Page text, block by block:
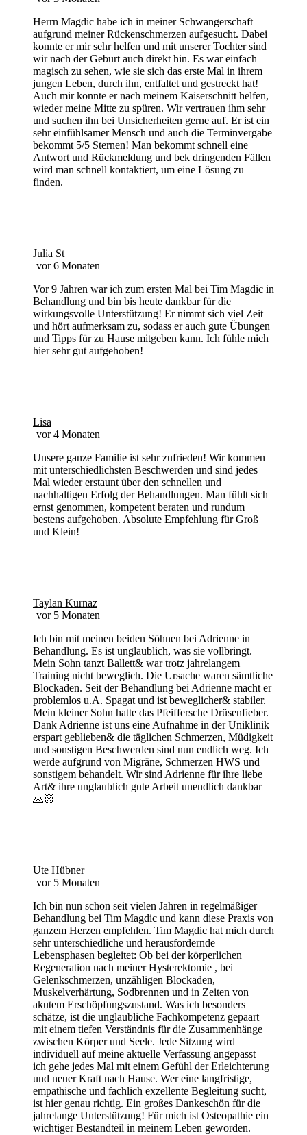
Herrn Magdic habe ich in meiner Schwangerschaft
aufgrund meiner Rückenschmerzen aufgesucht. Dabei
konnte er mir sehr helfen und mit unserer Tochter sind
wir nach der Geburt auch direkt hin. Es war einfach
magisch zu sehen, wie sie sich das erste Mal in ihrem
jungen Leben, durch ihn, entfaltet und gestreckt hat!
Auch mir konnte er nach meinem Kaiserschnitt helfen,
wieder meine Mitte zu spüren. Wir vertrauen ihm sehr
und suchen ihn bei Unsicherheiten gerne auf. Er ist ein
sehr einfühlsamer Mensch und auch die Terminvergabe
bekommt 5/5 Sternen! Man bekommt schnell eine
Antwort und Rückmeldung und bek dringenden Fällen
wird man schnell kontaktiert, um eine Lösung zu
finden.
Julia St
vor 6 Monaten
Vor 9 Jahren war ich zum ersten Mal bei Tim Magdic in
Behandlung und bin bis heute dankbar für die
wirkungsvolle Unterstützung! Er nimmt sich viel Zeit
und hört aufmerksam zu, sodass er auch gute Übungen
und Tipps für zu Hause mitgeben kann. Ich fühle mich
hier sehr gut aufgehoben!
Lisa
vor 4 Monaten
Unsere ganze Familie ist sehr zufrieden! Wir kommen
mit unterschiedlichsten Beschwerden und sind jedes
Mal wieder erstaunt über den schnellen und
nachhaltigen Erfolg der Behandlungen. Man fühlt sich
ernst genommen, kompetent beraten und rundum
bestens aufgehoben. Absolute Empfehlung für Groß
und Klein!
Taylan Kurnaz
vor 5 Monaten
Ich bin mit meinen beiden Söhnen bei Adrienne in
Behandlung. Es ist unglaublich, was sie vollbringt.
Mein Sohn tanzt Ballett& war trotz jahrelangem
Training nicht beweglich. Die Ursache waren sämtliche
Blockaden. Seit der Behandlung bei Adrienne macht er
problemlos u.A. Spagat und ist beweglicher& stabiler.
Mein kleiner Sohn hatte das Pfeiffersche Drüsenfieber.
Dank Adrienne ist uns eine Aufnahme in der Uniklinik
erspart geblieben& die täglichen Schmerzen, Müdigkeit
und sonstigen Beschwerden sind nun endlich weg. Ich
werde aufgrund von Migräne, Schmerzen HWS und
sonstigem behandelt. Wir sind Adrienne für ihre liebe
Art& ihre unglaublich gute Arbeit unendlich dankbar
🙏🏻
Ute Hübner
vor 5 Monaten
Ich bin nun schon seit vielen Jahren in regelmäßiger
Behandlung bei Tim Magdic und kann diese Praxis von
ganzem Herzen empfehlen. Tim Magdic hat mich durch
sehr unterschiedliche und herausfordernde
Lebensphasen begleitet: Ob bei der körperlichen
Regeneration nach meiner Hysterektomie , bei
Gelenkschmerzen, unzähligen Blockaden,
Muskelverhärtung, Sodbrennen und in Zeiten von
akutem Erschöpfungszustand. Was ich besonders
schätze, ist die unglaubliche Fachkompetenz gepaart
mit einem tiefen Verständnis für die Zusammenhänge
zwischen Körper und Seele. Jede Sitzung wird
individuell auf meine aktuelle Verfassung angepasst –
ich gehe jedes Mal mit einem Gefühl der Erleichterung
und neuer Kraft nach Hause. Wer eine langfristige,
empathische und fachlich exzellente Begleitung sucht,
ist hier genau richtig. Ein großes Dankeschön für die
jahrelange Unterstützung! Für mich ist Osteopathie ein
wichtiger Bestandteil in meinem Leben geworden.